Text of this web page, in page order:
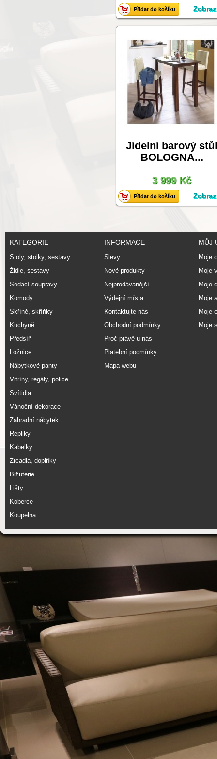
Přidat do košíku
Jídelní barový
BOLOGNA...
3 999 Kč
Přidat do košíku
KATEGORIE
Stoly, stolky, sestavy
Židle, sestavy
Sedací soupravy
Komody
Skříně, skříňky
Kuchyně
Předsíň
Ložnice
Nábytkové panty
Vitríny, regály, police
Svítidla
Vánoční dekorace
Zahradní nábytek
Repliky
Kabelky
Zrcadla, doplňky
Bižuterie
Lišty
Koberce
Koupelna
INFORMACE
Slevy
Nové produkty
Nejprodávanější
Výdejní místa
Kontaktujte nás
Obchodní podmínky
Proč právě u nás
Platební podmínky
Mapa webu
MŮJ
Moje
Moje
Moje
Moje
Moje
Moje